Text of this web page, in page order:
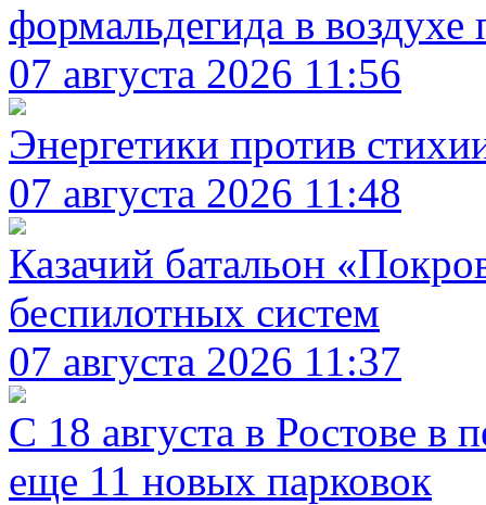
формальдегида в
07 августа 2026 11:56
Энергетики против
07 августа 2026 11:48
Казачий батальон
беспилотных систем
07 августа 2026 11:37
С 18 августа в Ростове в
еще 11 новых парковок